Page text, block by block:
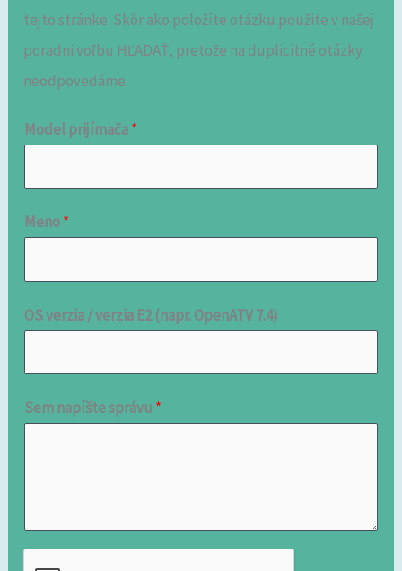
tejto stránke. Skôr ako položíte otázku použite v našej
poradni voľbu HĽADAŤ, pretože na duplicitné otázky
neodpovedáme.
Model prijímača*
Meno*
OS verzia / verzia E2 (napr. OpenATV 7.4)
Sem napíšte správu *